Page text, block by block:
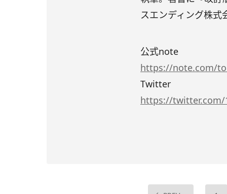
スエンディング株式
公式note
https://note.com/
Twitter
https://twitter.com/